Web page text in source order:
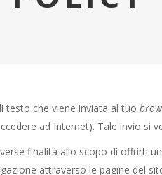
testo che viene inviata al tuo
ad Internet). Tale invio si
finalità allo scopo di offrirti
attraverso le pagine del